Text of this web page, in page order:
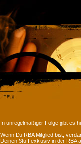
In unregelmäßiger Folge gibt es
Wenn Du RBA Mitglied bist,
Deinen Stuff exklusiv in der RBA